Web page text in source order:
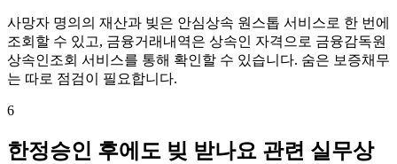
사망자 명의의 재산과 빚은 안심상속 원스톱 서비스로 한 번에
조회할 수 있고, 금융거래내역은 상속인 자격으로 금융감독원
상속인조회 서비스를 통해 확인할 수 있습니다. 숨은 보증채무
는 따로 점검이 필요합니다.
6
한정승인 후에도 빚 받나요 관련 실무상